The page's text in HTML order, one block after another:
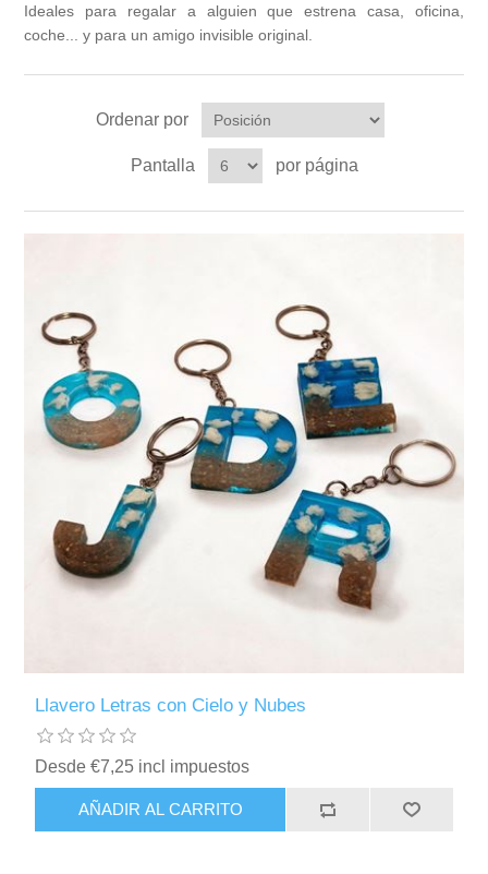
Árbol de Huellas
Para el cole
Cojín de Nacimiento
Vinilos para decorar
Cojín Friki
Ideales para regalar a alguien que estrena casa, oficina,
coche... y para un amigo invisible original.
Ordenar por
Pantalla por página
Llavero Letras con Cielo y Nubes
Desde €7,25 incl impuestos
AÑADIR AL CARRITO